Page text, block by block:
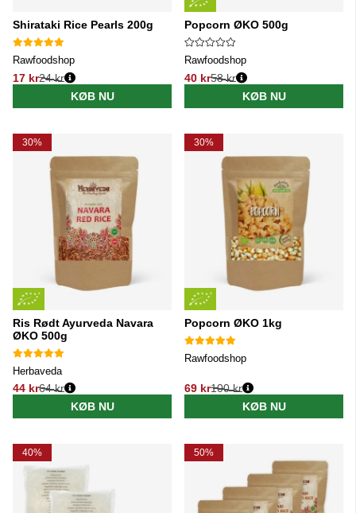
Shirataki Rice Pearls 200g
Rawfoodshop
17 kr
Normalpris:
24 kr
KØB NU
Popcorn ØKO 500g
Rawfoodshop
40 kr
Normalpris:
58 kr
KØB NU
30%
Ris Rødt Ayurveda Navara
ØKO 500g
Herbaveda
44 kr
Normalpris:
64 kr
KØB NU
30%
Popcorn ØKO 1kg
Rawfoodshop
69 kr
Normalpris:
100 kr
KØB NU
40% 50%